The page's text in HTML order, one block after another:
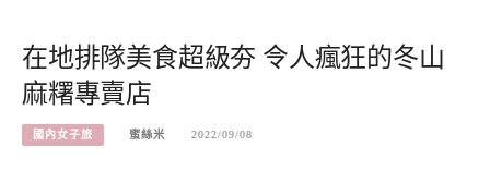
在地排隊美食超級夯 令人瘋狂的冬山
麻糬專賣店
國內女子旅 蜜絲米 2022/09/08